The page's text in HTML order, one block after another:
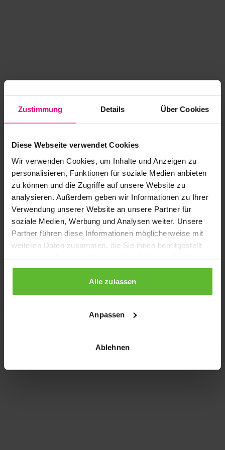
Zustimmung Details Über Cookies
Diese Webseite verwendet Cookies
Wir verwenden Cookies, um Inhalte und Anzeigen zu
personalisieren, Funktionen für soziale Medien anbieten
zu können und die Zugriffe auf unsere Website zu
analysieren. Außerdem geben wir Informationen zu Ihrer
Verwendung unserer Website an unsere Partner für
soziale Medien, Werbung und Analysen weiter. Unsere
Partner führen diese Informationen möglicherweise mit
weiteren Daten zusammen, die Sie ihnen bereitgestellt
gesammelt haben.
Alle zulassen
Anpassen
Ablehnen
Application error: a client-side exception has occurred
loading www.kurzwego.de (see the browser console for more
information).